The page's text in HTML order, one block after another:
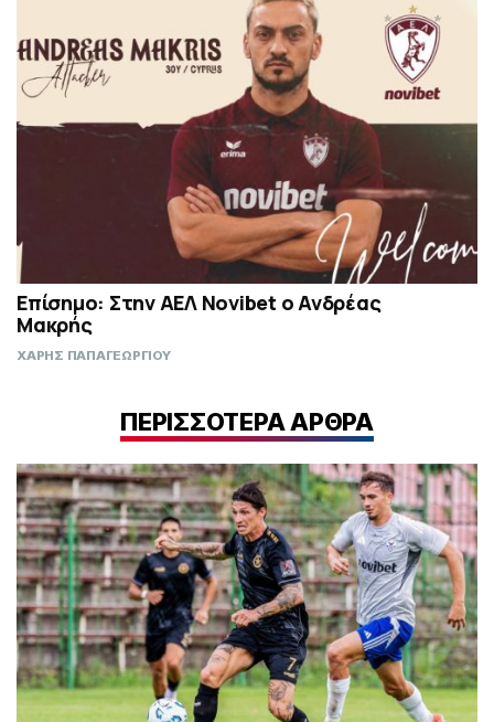
Επίσημο: Στην ΑΕΛ Novibet ο Ανδρέας
Μακρής
ΧΑΡΗΣ ΠΑΠΑΓΕΩΡΓΙΟΥ
ΠΕΡΙΣΣΟΤΕΡΑ ΑΡΘΡΑ